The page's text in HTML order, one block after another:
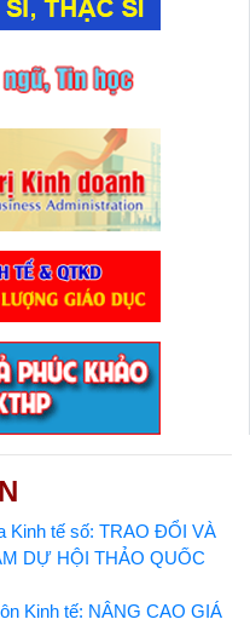
Kinh tế số: TRAO ĐỔI VÀ
DỰ HỘI THẢO QUỐC
Kinh tế: NÂNG CAO GIÁ